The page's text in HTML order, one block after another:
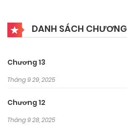
DANH SÁCH CHƯƠNG
Chương 13
Tháng 9 29, 2025
Chương 12
Tháng 9 28, 2025